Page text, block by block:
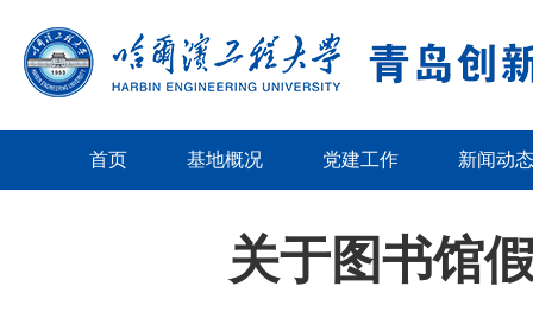
首页 基地概况 党建工作 新闻动态
关于图书馆